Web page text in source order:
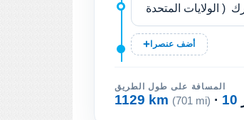
أضف عنصرا
المسافة على طول الطريق
1129 km (701 mi)